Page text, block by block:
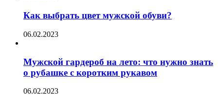
Как выбрать цвет мужской обуви?
06.02.2023
Мужской гардероб на лето: что нужно знать
о рубашке с коротким рукавом
06.02.2023